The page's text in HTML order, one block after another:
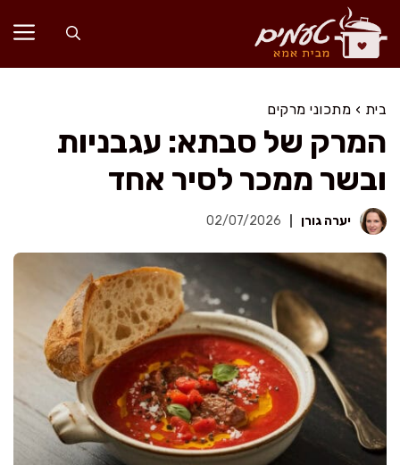
לדלג
לתוכן
בית › מתכוני מרקים
המרק של סבתא: עגבניות
ובשר ממכר לסיר אחד
יערה גורן 02/07/2026